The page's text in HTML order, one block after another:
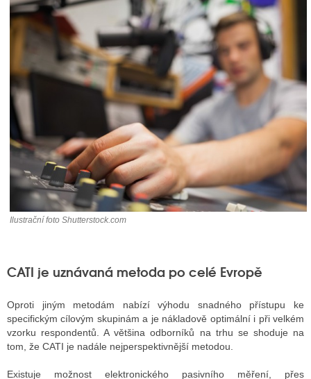
TELEVIZÍ
VYSÍLAČE
INTERNET
RÁDIA
STRÁNKY RÁDIÍ
STRÁNKY TV
TISK
STÁT BLOGEREM
BLOGERA
Ilustrační foto Shutterstock.com
CATI je uznávaná metoda po celé Evropě
Oproti jiným metodám nabízí výhodu snadného přístupu ke
specifickým cílovým skupinám a je nákladově optimální i při velkém
vzorku respondentů. A většina odborníků na trhu se shoduje na
tom, že CATI je nadále nejperspektivnější metodou.
Existuje možnost elektronického pasivního měření, přes